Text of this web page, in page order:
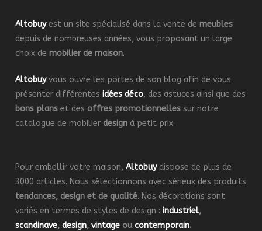
Altobuy est un site spécialisé dans la vente demeubles
depuis de nombreuses années, vous proposant un large
choix demobilier de maison.
Altobuy vous ouvre les portes de son blog afin de vous
présenter différentesidées déco, des astuces ainsi que des
bons plans et des offres promotionnelles sur notre
catalogue de mobilier design à petit prix.
Pour embellir votre maison,Altobuy dispose de plus de
3000 articles. Nous sélectionnons avec sérieux des produits
tendances, design et de qualité. Nos décorations sont
variés en termes de styles de design :industriel,
scandinave,design,vintage oucontemporain.